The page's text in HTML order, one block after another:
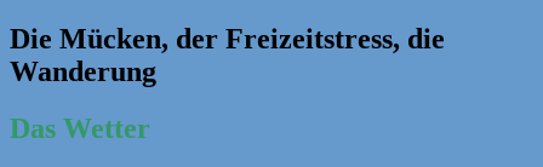
Die Mücken, der Freizeitstress, die
Wanderung
Das Wetter